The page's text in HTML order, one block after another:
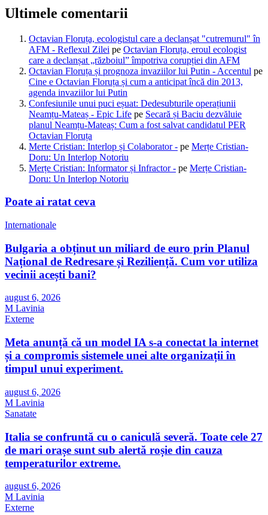
Ultimele comentarii
Octavian Floruța, ecologistul care a declanșat "cutremurul" în
AFM - Reflexul Zilei pe Octavian Floruța, eroul ecologist
care a declanșat „războiul” împotriva corupției din AFM
Octavian Floruța și prognoza invaziilor lui Putin - Accentul pe
Cine e Octavian Floruța și cum a anticipat încă din 2013,
agenda invaziilor lui Putin
Confesiunile unui puci eșuat: Dedesubturile operațiunii
Neamțu-Mateaș - Epic Life pe Secară și Baciu dezvăluie
planul Neamțu-Mateaș: Cum a fost salvat candidatul PER
Octavian Floruța
Merte Cristian: Interlop și Colaborator - pe Merțe Cristian-
Doru: Un Interlop Notoriu
Merțe Cristian: Informator și Infractor - pe Merțe Cristian-
Doru: Un Interlop Notoriu
Poate ai ratat ceva
Internationale
Bulgaria a obținut un miliard de euro prin Planul
Național de Redresare și Reziliență. Cum vor utiliza
vecinii acești bani?
august 6, 2026
M Lavinia
Externe
Meta anunță că un model IA s-a conectat la internet
și a compromis sistemele unei alte organizații în
timpul unui experiment.
august 6, 2026
M Lavinia
Sanatate
Italia se confruntă cu o caniculă severă. Toate cele 27
de mari orașe sunt sub alertă roșie din cauza
temperaturilor extreme.
august 6, 2026
M Lavinia
Externe